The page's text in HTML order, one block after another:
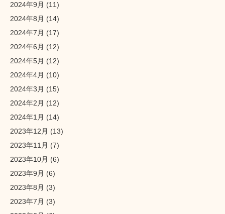
2024年9月 (11)
2024年8月 (14)
2024年7月 (17)
2024年6月 (12)
2024年5月 (12)
2024年4月 (10)
2024年3月 (15)
2024年2月 (12)
2024年1月 (14)
2023年12月 (13)
2023年11月 (7)
2023年10月 (6)
2023年9月 (6)
2023年8月 (3)
2023年7月 (3)